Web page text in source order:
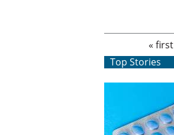
« first
Top Stories